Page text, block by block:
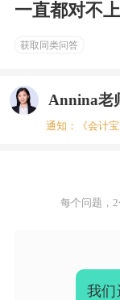
一直都对不
获取同类问答
Annina老
通知：《会计
每个问题，
我们